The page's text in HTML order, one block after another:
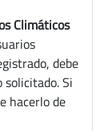
Climáticos
debe
Si
hacerlo de